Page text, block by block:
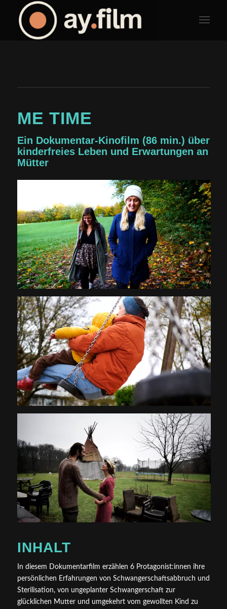
ME TIME
Ein Dokumentar-Kinofilm (86 min.) über
kinderfreies Leben und Erwartungen an
Mütter
INHALT
In diesem Dokumentarfilm erzählen 6 Protagonist:innen ihre
persönlichen Erfahrungen von Schwangerschaftsabbruch und
Sterilisation, von ungeplanter Schwangerschaft zur
glücklichen Mutter und umgekehrt vom gewollten Kind zu